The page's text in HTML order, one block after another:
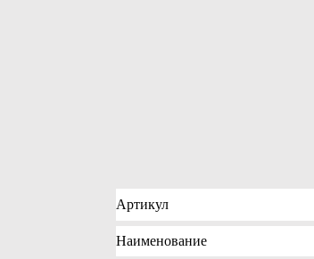
Артикул
Наименование